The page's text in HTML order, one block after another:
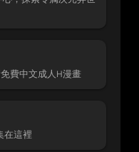
費中文成人H漫畫
在這裡